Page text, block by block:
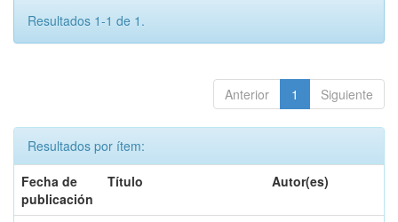
Resultados 1-1 de 1.
Anterior 1 Siguiente
Resultados por ítem:
Fecha de
publicación
Título Autor(es)